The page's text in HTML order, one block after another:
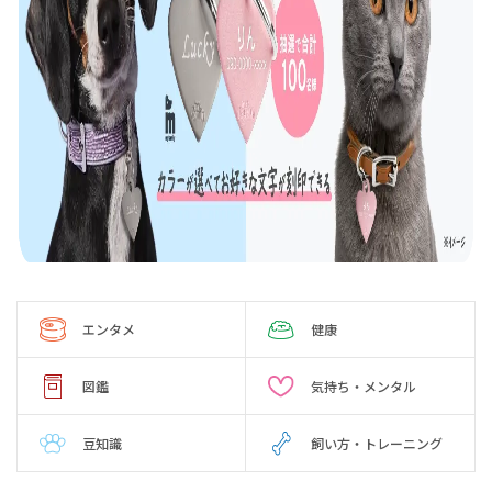
エンタメ 健康
図鑑 気持ち・メンタル
豆知識 飼い方・トレーニング